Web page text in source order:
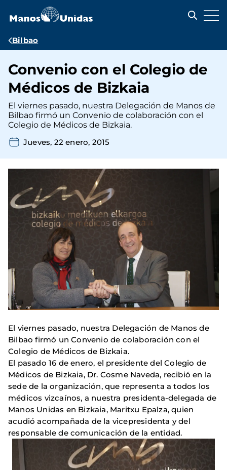
contenido
Ruta
navegación
Bilbao
Convenio con el Colegio de
Médicos de Bizkaia
El viernes pasado, nuestra Delegación de Manos de
Bilbao firmó un Convenio de colaboración con el
Colegio de Médicos de Bizkaia.
Jueves, 22 enero, 2015
El viernes pasado, nuestra Delegación de Manos de
Bilbao firmó un Convenio de colaboración con el
Colegio de Médicos de Bizkaia.
El pasado 16 de enero, el presidente del Colegio de
Médicos de Bizkaia, Dr. Cosme Naveda, recibió en la
sede de la organización, que representa a todos los
médicos vizcaínos, a nuestra presidenta-delegada de
Manos Unidas en Bizkaia, Maritxu Epalza, quien
acudió acompañada de la vicepresidenta y del
responsable de comunicación de la entidad.